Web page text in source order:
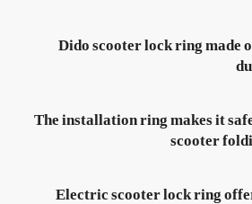
Dido scooter lock ring made
The installation ring makes it
scooter
Electric scooter lock ring